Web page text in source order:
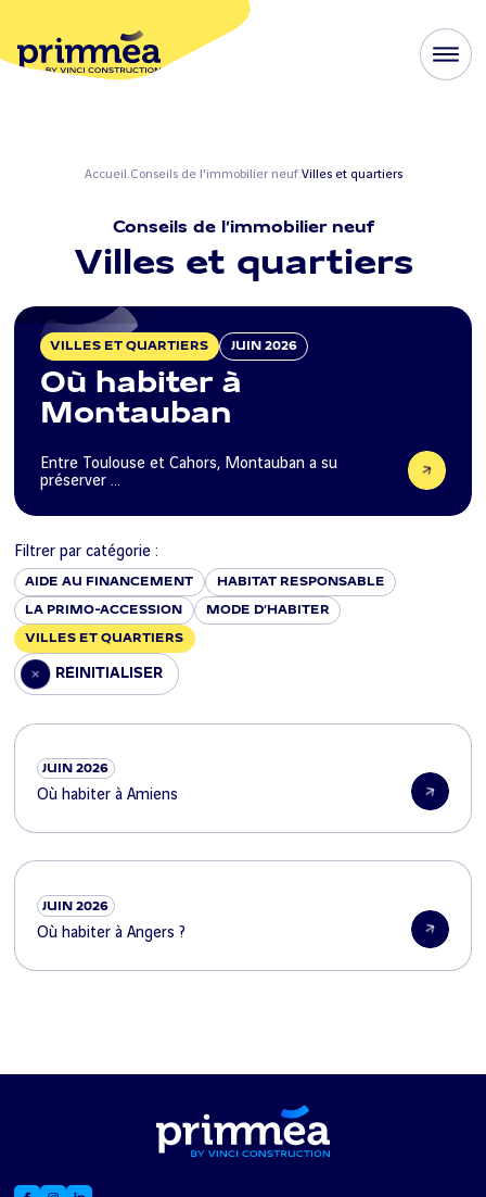
Accueil Conseils de l'immobilier neuf Villes et quartiers
Conseils de l’immobilier neuf
Villes et quartiers
VILLES ET QUARTIERS JUIN 2026
Où habiter à
Montauban
Entre Toulouse et Cahors, Montauban a su
préserver ...
Filtrer par catégorie :
AIDE AU FINANCEMENT HABITAT RESPONSABLE
LA PRIMO-ACCESSION MODE D’HABITER
VILLES ET QUARTIERS
RÉINITIALISER
JUIN 2026
Où habiter à Amiens
JUIN 2026
Où habiter à Angers ?